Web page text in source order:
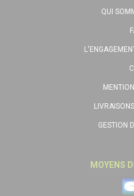
QUI
GESTION
MOYENS